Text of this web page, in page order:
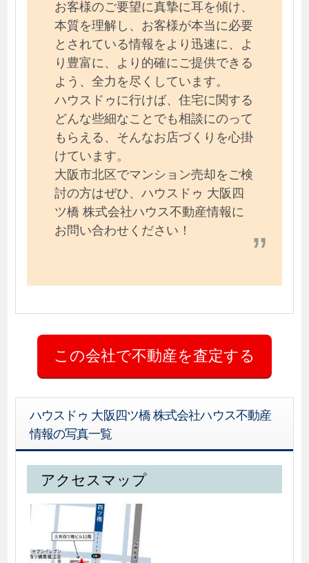
お客様のご要望に真摯に耳を傾け、
本質を理解し、お客様が本当に必要
とされている情報をより迅速に、よ
り豊富に、より的確にご提供できる
よう、全力を尽くしています。
ハウスドゥに行けば、住宅に関する
どんな些細なことでも相談にのって
もらえる、そんなお店づくりを心掛
けています。
大阪市北区でマンション売却をご検
討の方はぜひ、ハウスドゥ 大阪四
ツ橋 株式会社ハウス不動産情報に
お問い合わせください！
ハウスドゥ 大阪四ツ橋 株式会社ハウス不動産
情報の写真一覧
アクセスマップ